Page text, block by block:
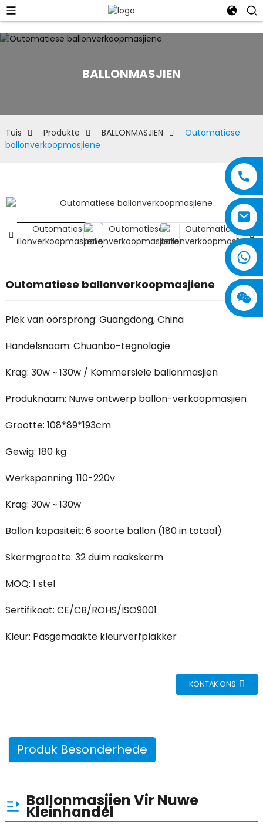
BALLONMASJIEN
Tuis Produkte BALLONMASJIEN
Outomatiese
ballonverkoopmasjiene
Outomatiese ballonverkoopmasjiene
Plek van oorsprong: Guangdong, China
Handelsnaam: Chuanbo-tegnologie
Krag: 30w ~ 130w / Kommersiële ballonmasjien
Produknaam: Nuwe ontwerp ballon-verkoopmasjien
Grootte: 108*89*193cm
Gewig: 180 kg
Werkspanning: 110-220v
Krag: 30w ~ 130w
Ballon kapasiteit: 6 soorte ballon (180 in totaal)
Skermgrootte: 32 duim raakskerm
MOQ: 1 stel
Sertifikaat: CE/CB/ROHS/ISO9001
Kleur: Pasgemaakte kleurverfplakker
KONTAK ONS
Produk Besonderhede
Ballonmasjien Vir Nuwe
Kleinhandel